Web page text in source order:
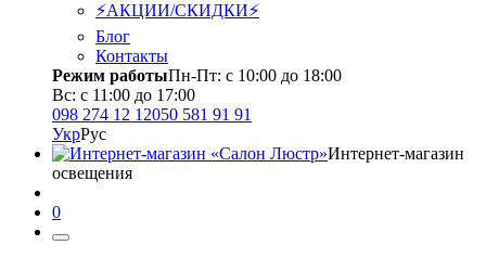
⚡АКЦИИ/СКИДКИ⚡
Блог
Контакты
Режим работыПн-Пт: с 10:00 до 18:00
Вс: с 11:00 до 17:00
098 274 12 12050 581 91 91
УкрРус
Интернет-магазин
освещения
0